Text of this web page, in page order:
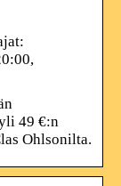
49 €:n
Ohlsonilta.